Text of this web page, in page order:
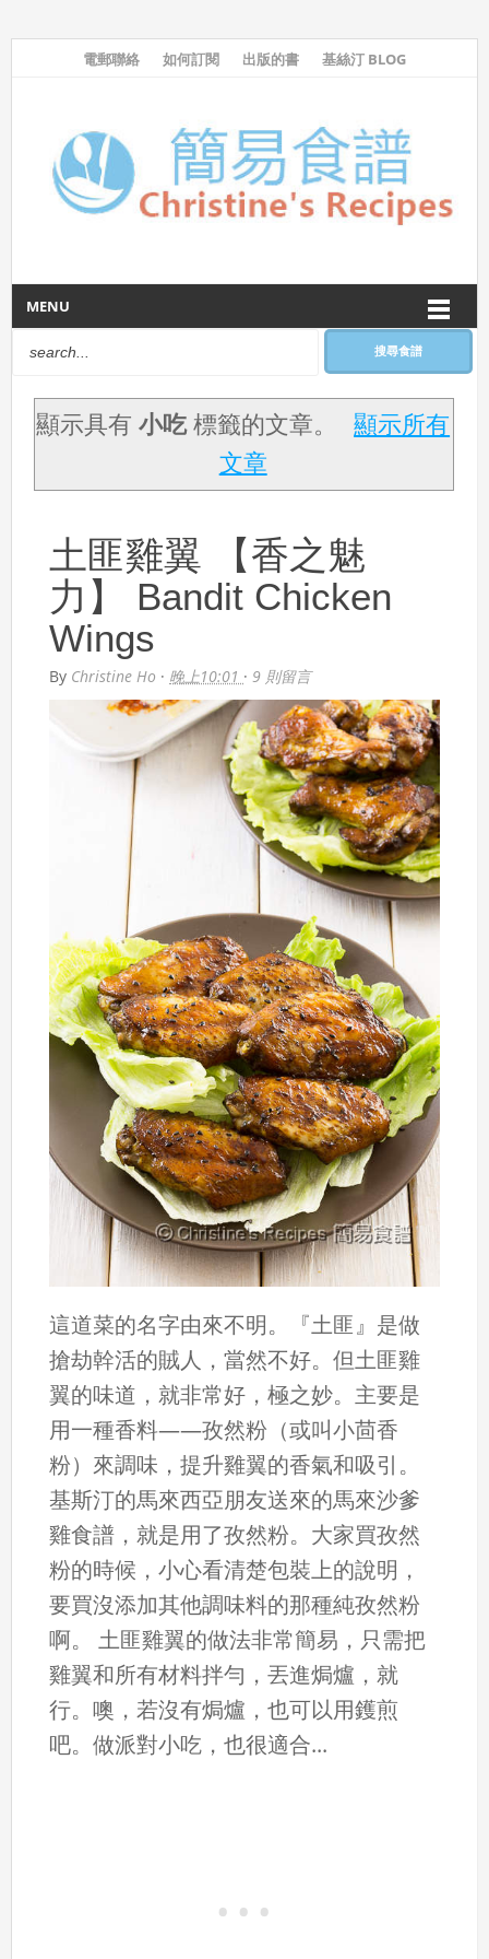
電郵聯絡 如何訂閱 出版的書 基絲汀 BLOG
MENU
搜尋食譜
顯示具有小吃標籤的文章。
顯示所有
文章
土匪雞翼 【香之魅
力】 Bandit Chicken
Wings
By Christine Ho · 晚上10:01 ·9 則留言
這道菜的名字由來不明。『土匪』是做
搶劫幹活的賊人，當然不好。但土匪雞
翼的味道，就非常好，極之妙。主要是
用一種香料——孜然粉（或叫小茴香
粉）來調味，提升雞翼的香氣和吸引。
基斯汀的馬來西亞朋友送來的馬來沙爹
雞食譜，就是用了孜然粉。大家買孜然
粉的時候，小心看清楚包裝上的說明，
要買沒添加其他調味料的那種純孜然粉
啊。 土匪雞翼的做法非常簡易，只需把
雞翼和所有材料拌勻，丟進焗爐，就
行。噢，若沒有焗爐，也可以用鑊煎
吧。做派對小吃，也很適合...